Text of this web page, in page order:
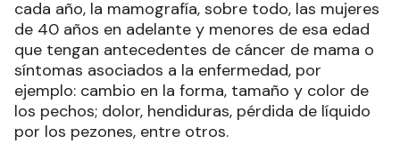
cada año, la mamografía, sobre todo, las mujeres
de 40 años en adelante y menores de esa edad
que tengan antecedentes de cáncer de mama o
síntomas asociados a la enfermedad, por
ejemplo: cambio en la forma, tamaño y color de
los pechos; dolor, hendiduras, pérdida de líquido
por los pezones, entre otros.